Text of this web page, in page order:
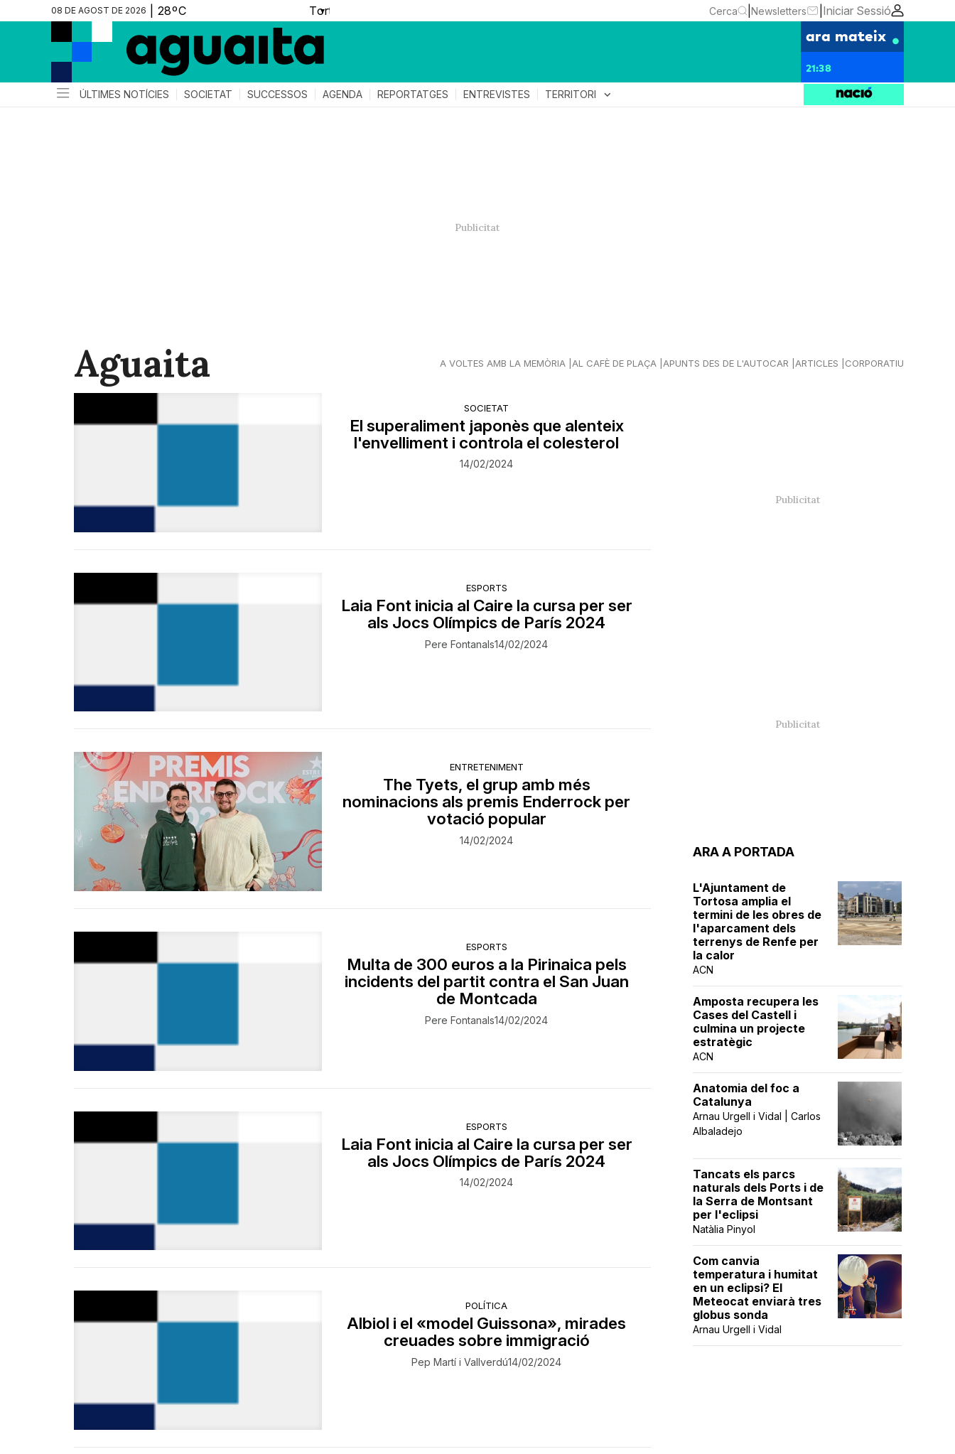
08 DE AGOST DE 2026 ▼ Cerca Newsletters Iniciar Sessió
ara mateix
21:38
ÚLTIMES NOTÍCIES SOCIETAT SUCCESSOS AGENDA REPORTATGES ENTREVISTES TERRITORI expand_more
Aguaita A VOLTES AMB LA MEMÒRIA AL CAFÈ DE PLAÇA APUNTS DES DE L'AUTOCAR ARTICLES CORPORATIU
SOCIETAT
El superaliment japonès que alenteix
l'envelliment i controla el colesterol
14/02/2024
ESPORTS
Laia Font inicia al Caire la cursa per ser
als Jocs Olímpics de París 2024
Pere Fontanals14/02/2024
ENTRETENIMENT
The Tyets, el grup amb més
nominacions als premis Enderrock per
votació popular
14/02/2024
ESPORTS
Multa de 300 euros a la Pirinaica pels
incidents del partit contra el San Juan
de Montcada
Pere Fontanals14/02/2024
ESPORTS
Laia Font inicia al Caire la cursa per ser
als Jocs Olímpics de París 2024
14/02/2024
POLÍTICA
Albiol i el «model Guissona», mirades
creuades sobre immigració
Pep Martí i Vallverdú14/02/2024
ARA A PORTADA
L'Ajuntament de
Tortosa amplia el
termini de les obres de
l'aparcament dels
terrenys de Renfe per
la calor
ACN
Amposta recupera les
Cases del Castell i
culmina un projecte
estratègic
ACN
Anatomia del foc a
Catalunya
Arnau Urgell i Vidal | Carlos
Albaladejo
Tancats els parcs
naturals dels Ports i de
la Serra de Montsant
per l'eclipsi
Natàlia Pinyol
Com canvia
temperatura i humitat
en un eclipsi? El
Meteocat enviarà tres
globus sonda
Arnau Urgell i Vidal